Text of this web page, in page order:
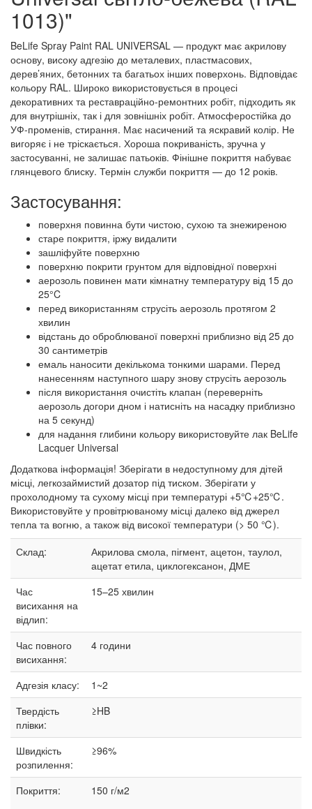
1013)"
BeLife Spray Paint RAL UNIVERSAL — продукт має акрилову
основу, високу адгезію до металевих, пластмасових,
дерев’яних, бетонних та багатьох інших поверхонь. Відповідає
кольору RAL. Широко використовується в процесі
декоративних та реставраційно-ремонтних робіт, підходить як
для внутрішніх, так і для зовнішніх робіт. Атмосферостійка до
УФ-променів, стирання. Має насичений та яскравий колір. Не
вигоряє і не тріскається. Хороша покриваність, зручна у
застосуванні, не залишає патьоків. Фінішне покриття набуває
глянцевого блиску. Термін служби покриття — до 12 років.
Застосування:
поверхня повинна бути чистою, сухою та знежиреною
старе покриття, іржу видалити
зашліфуйте поверхню
поверхню покрити грунтом для відповідної поверхні
аерозоль повинен мати кімнатну температуру від 15 до
25°C
перед використанням струсіть аерозоль протягом 2
хвилин
відстань до оброблюваної поверхні приблизно від 25 до
30 сантиметрів
емаль наносити декількома тонкими шарами. Перед
нанесенням наступного шару знову струсіть аерозоль
після використання очистіть клапан (переверніть
аерозоль догори дном і натисніть на насадку приблизно
на 5 секунд)
для надання глибини кольору використовуйте лак BeLife
Lacquer Universal
Додаткова інформація! Зберігати в недоступному для дітей
місці, легкозаймистий дозатор під тиском. Зберігати у
прохолодному та сухому місці при температурі +5℃+25℃.
Використовуйте у провітрюваному місці далеко від джерел
тепла та вогню, а також від високої температури (> 50 ℃).
Склад:
Акрилова смола, пігмент, ацетон, таулол,
ацетат етила, циклогексанон, ДМЕ
Час
висихання на
відлип:
15–25 хвилин
Час повного
висихання:
4 години
Адгезія класу:
1~2
Твердість
плівки:
≥HB
Швидкість
розпилення:
≥96%
Покриття: 150 г/м2